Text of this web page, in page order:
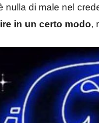
nulla di male nel
in un certo modo,